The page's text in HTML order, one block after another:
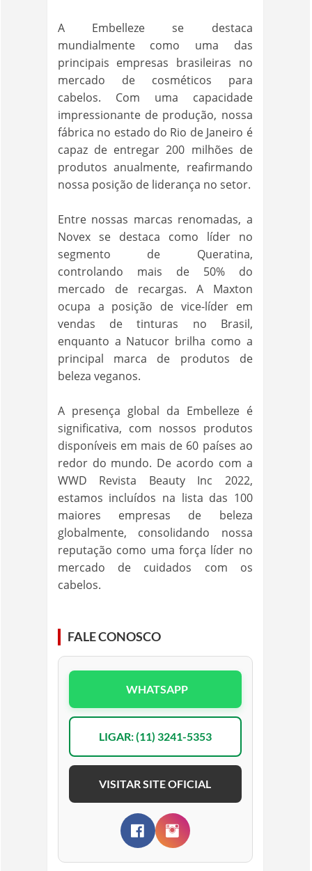
A Embelleze se destaca
mundialmente como uma das
principais empresas brasileiras no
mercado de cosméticos para
cabelos. Com uma capacidade
impressionante de produção, nossa
fábrica no estado do Rio de Janeiro é
capaz de entregar 200 milhões de
produtos anualmente, reafirmando
nossa posição de liderança no setor.
Entre nossas marcas renomadas, a
Novex se destaca como líder no
segmento de Queratina,
controlando mais de 50% do
mercado de recargas. A Maxton
ocupa a posição de vice-líder em
vendas de tinturas no Brasil,
enquanto a Natucor brilha como a
principal marca de produtos de
beleza veganos.
A presença global da Embelleze é
significativa, com nossos produtos
disponíveis em mais de 60 países ao
redor do mundo. De acordo com a
WWD Revista Beauty Inc 2022,
estamos incluídos na lista das 100
maiores empresas de beleza
globalmente, consolidando nossa
reputação como uma força líder no
mercado de cuidados com os
cabelos.
FALE CONOSCO
WHATSAPP
LIGAR: (11) 3241-5353
VISITAR SITE OFICIAL